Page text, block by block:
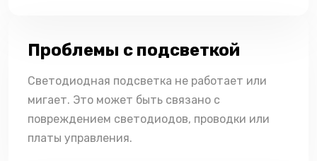
Проблемы с подсветкой
Светодиодная подсветка не работает или
мигает. Это может быть связано с
повреждением светодиодов, проводки или
платы управления.